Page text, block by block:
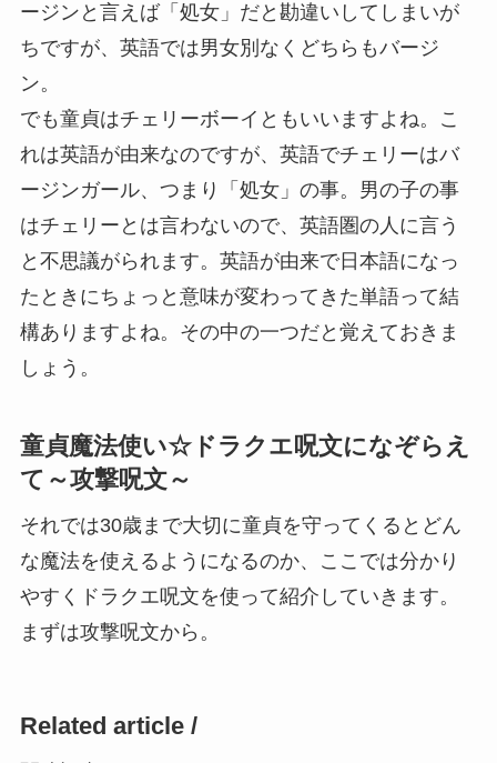
ージンと言えば「処女」だと勘違いしてしまいが
ちですが、英語では男女別なくどちらもバージ
ン。
でも童貞はチェリーボーイともいいますよね。こ
れは英語が由来なのですが、英語でチェリーはバ
ージンガール、つまり「処女」の事。男の子の事
はチェリーとは言わないので、英語圏の人に言う
と不思議がられます。英語が由来で日本語になっ
たときにちょっと意味が変わってきた単語って結
構ありますよね。その中の一つだと覚えておきま
しょう。
童貞魔法使い☆ドラクエ呪文になぞらえ
て～攻撃呪文～
それでは30歳まで大切に童貞を守ってくるとどん
な魔法を使えるようになるのか、ここでは分かり
やすくドラクエ呪文を使って紹介していきます。
まずは攻撃呪文から。
Related article /